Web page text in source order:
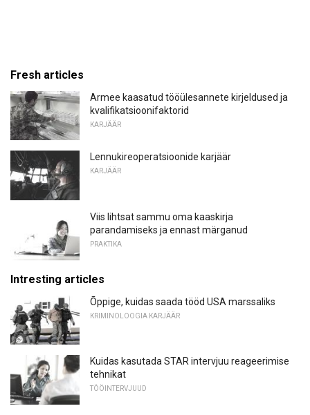
Fresh articles
Armee kaasatud tööülesannete kirjeldused ja
kvalifikatsioonifaktorid
KARJÄÄR
Lennukireoperatsioonide karjäär
KARJÄÄR
Viis lihtsat sammu oma kaaskirja
parandamiseks ja ennast märganud
PRAKTIKA
Intresting articles
Õppige, kuidas saada tööd USA marssaliks
KRIMINOLOOGIA KARJÄÄR
Kuidas kasutada STAR intervjuu reageerimise
tehnikat
TÖÖINTERVJUUD